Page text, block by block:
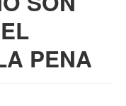
PENA